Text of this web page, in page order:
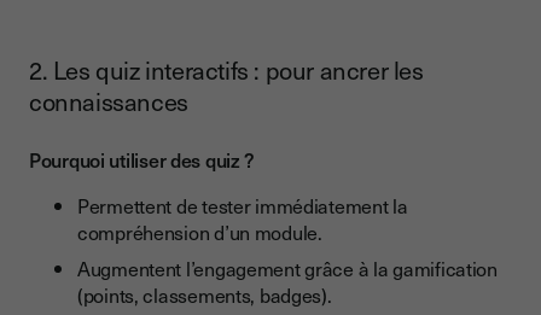
2. Les quiz interactifs : pour ancrer les
connaissances
Pourquoi utiliser des quiz ?
Permettent de tester immédiatement la
compréhension d’un module.
Augmentent l’engagement grâce à la gamification
(points, classements, badges).